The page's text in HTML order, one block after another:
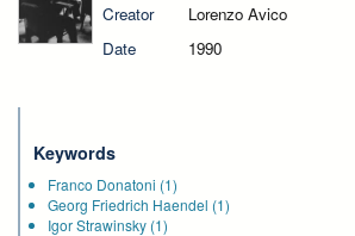
Creator
Lorenzo Avico
Date
1990
Keywords
Franco Donatoni (1)
Georg Friedrich Haendel (1)
Igor Strawinsky (1)